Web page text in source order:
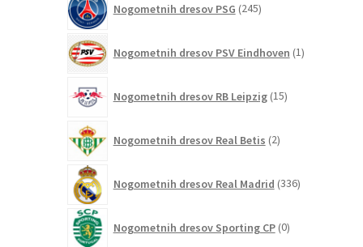
Nogometnih dresov PSG 245izdelkov
Nogometnih dresov PSV Eindhoven 1izdelek
Nogometnih dresov RB Leipzig 15izdelkov
Nogometnih dresov Real Betis 2izdelka
Nogometnih dresov Real Madrid 336izdelkov
Nogometnih dresov Sporting CP 0izdelkov